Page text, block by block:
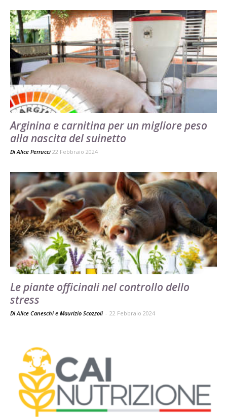
Arginina e carnitina per un migliore peso
alla nascita del suinetto
Di Alice Perrucci 22 Febbraio 2024
Le piante officinali nel controllo dello
stress
Di Alice Caneschi e Maurizio Scozzoli - 22 Febbraio 2024